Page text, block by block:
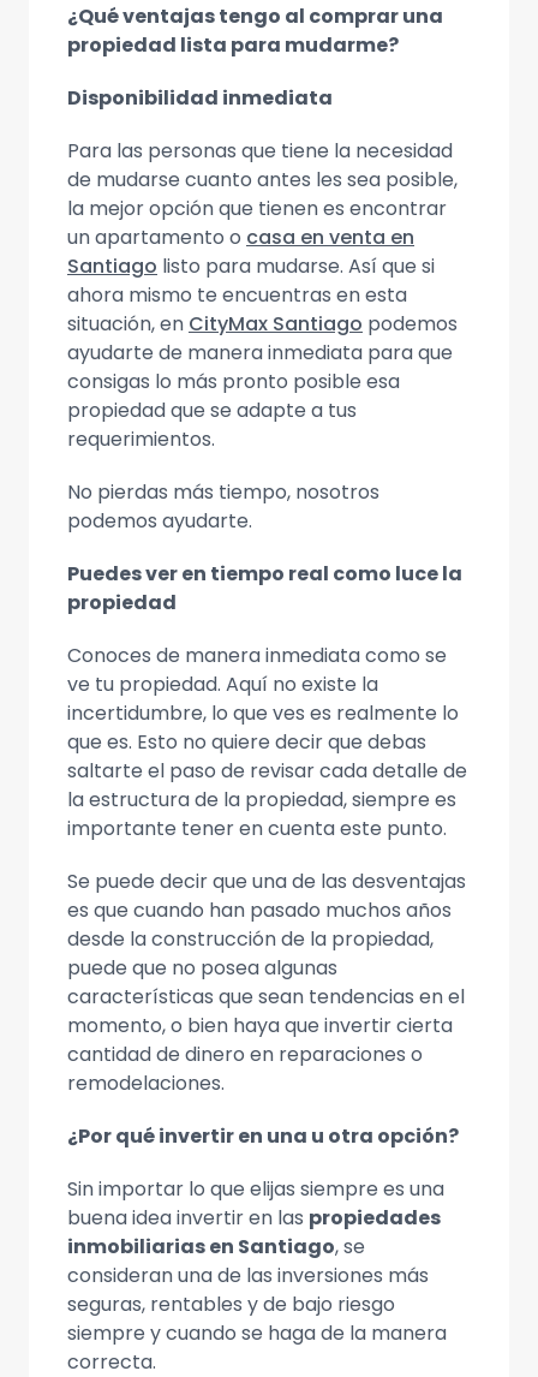
¿Qué ventajas tengo al comprar una
propiedad lista para mudarme?
Disponibilidad inmediata
Para las personas que tiene la necesidad
de mudarse cuanto antes les sea posible,
la mejor opción que tienen es encontrar
un apartamento o casa en venta en
Santiago listo para mudarse. Así que si
ahora mismo te encuentras en esta
situación, en CityMax Santiago podemos
ayudarte de manera inmediata para que
consigas lo más pronto posible esa
propiedad que se adapte a tus
requerimientos.
No pierdas más tiempo, nosotros
podemos ayudarte.
Puedes ver en tiempo real como luce la
propiedad
Conoces de manera inmediata como se
ve tu propiedad. Aquí no existe la
incertidumbre, lo que ves es realmente lo
que es. Esto no quiere decir que debas
saltarte el paso de revisar cada detalle de
la estructura de la propiedad, siempre es
importante tener en cuenta este punto.
Se puede decir que una de las desventajas
es que cuando han pasado muchos años
desde la construcción de la propiedad,
puede que no posea algunas
características que sean tendencias en el
momento, o bien haya que invertir cierta
cantidad de dinero en reparaciones o
remodelaciones.
¿Por qué invertir en una u otra opción?
Sin importar lo que elijas siempre es una
buena idea invertir en las propiedades
inmobiliarias en Santiago, se
consideran una de las inversiones más
seguras, rentables y de bajo riesgo
siempre y cuando se haga de la manera
correcta.